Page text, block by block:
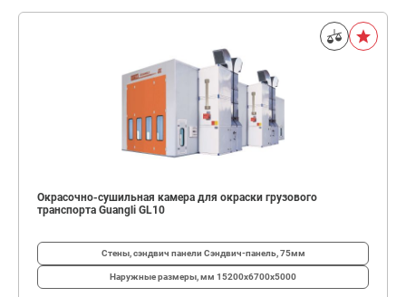
Окрасочно-сушильная камера для окраски грузового
транспорта Guangli GL10
Стены, сэндвич панели Сэндвич-панель, 75мм
Наружные размеры, мм 15200х6700х5000